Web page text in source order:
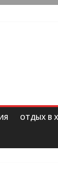
ОТДЫХ В